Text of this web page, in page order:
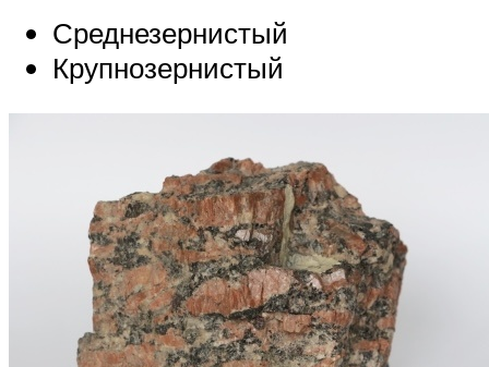
Среднезернистый
Крупнозернистый